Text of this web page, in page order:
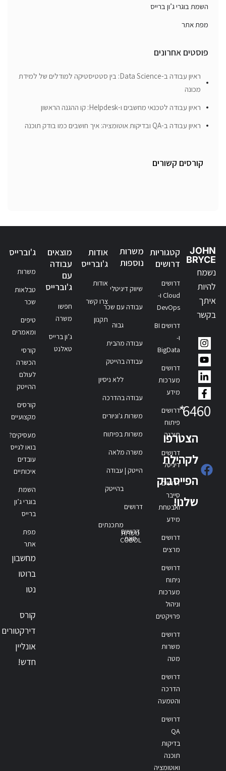
השמת בוגרי ג’ון ברייס
מפת אתר
פוסטים אחרונים
ראיון עבודה ב-Data Science: בין סטטיסטיקה למודלים של למידת
מכונה
ראיון עבודה לטכנאי מחשבים ו-Helpdesk: קו ההגנה הראשון
ראיון עבודה ב-QA ובדיקות אוטומציה: איך חושבים כמו בודק תוכנה
קורסים קשורים
JOHN
BRYCE
נשמח
להיות
איתך
בקשר
6460
*
הצטרפו
לקהילת
הפייסבוק
שלנו!
קטגוריות
דרושים
דרושים
Cloud ו-
DevOps
דרושים BI
ו-
BigData
דרושים
מערכות
מידע
דרושים
פיתוח
תוכנה
דרושים
דיגיטל
דרושים
סייבר
ואבטחת
מידע
דרושים
מרצים
דרושים
ניתוח
מערכות
וניהול
פרויקטים
דרושים
משרות
מטה
דרושים
הדרכה
והטמעה
דרושים
QA
בדיקות
תוכנה
ואוטומציה
משרות
נוספות
שיווק דיגיטלי
עבודה עם שכר
גבוה
עבודה מהבית
עבודה בהייטק
ללא ניסיון
עבודה בהדרכה
משרות ג'וניורים
משרות בפיתוח
משרה מלאה
הייטק | עבודה
בהייטק
דרושים
מתכנתים
דרושים
סאפ
משרות
COBOL
אודות
ג'וברייס
אודות
צרו קשר
תקנון
מוצאים
עבודה
עם
ג'וברייס
חפשו
משרה
ג’ון ברייס
טאלנט
ג'וברייס
משרות
טבלאות
שכר
טיפים
ומאמרים
קורסי
הכשרה
לעולם
ההייטק
קורסים
מקצועיים
מעסיקים?
בואו לגייס
עובדים
איכותיים
השמת
בוגרי ג’ון
ברייס
מפת
אתר
מחשבון
ברוטו
נטו
קורס
דירקטורים
אונליין
חדש!